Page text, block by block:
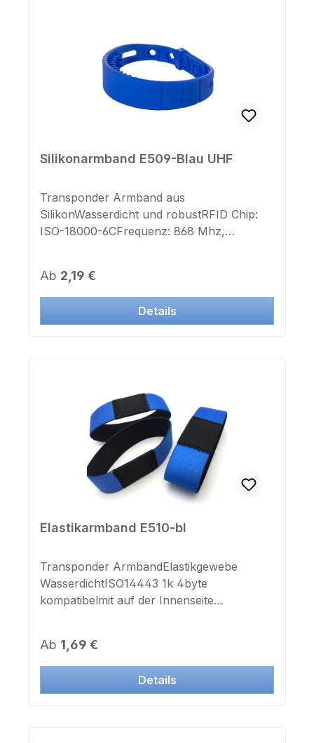
von 500 Stück bestellbar.
Silikonarmband E509-Blau UHF
Transponder Armband aus
SilikonWasserdicht und robustRFID Chip:
ISO-18000-6CFrequenz: 868 Mhz,
Reichweite von ca. 1m
Regulärer Preis:
Ab 2,19 €
Details
Elastikarmband E510-bl
Transponder ArmbandElastikgewebe
WasserdichtISO14443 1k 4byte
kompatibelmit auf der Innenseite
nach Vaiantenauswahl 160, 170,
180mmGrunddurchmesser D55mm
(dehnbar)Breite: 25mm
Regulärer Preis:
Ab 1,69 €
Details